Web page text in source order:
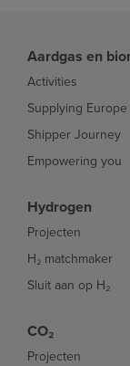
Aardgas en
Activities
Supplying Europe
Shipper Journey
Empowering you
Hydrogen
Projecten
H₂ matchmaker
Sluit aan op H₂
CO₂
Projecten